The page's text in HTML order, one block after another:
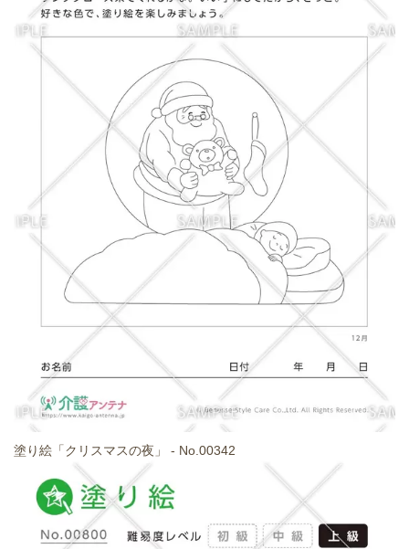
塗り絵「クリスマスの夜」 - No.00342